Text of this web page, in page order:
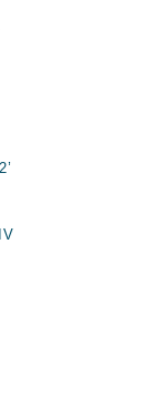
4’
4’
2’
III-IV
8’
8’